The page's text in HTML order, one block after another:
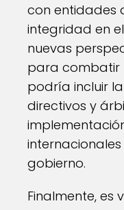
con entidades
integridad en
nuevas
para combatir
podría incluir
directivos y
gobierno.
Finalmente, es